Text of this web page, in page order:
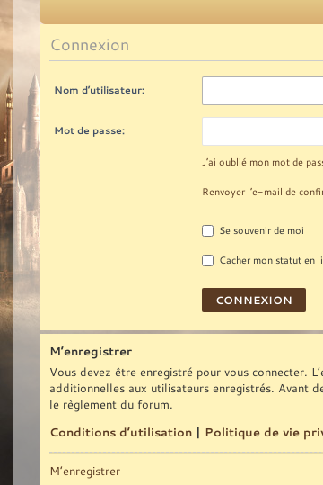
Connexion
Nom d’utilisateur:
Mot de passe:
J’ai oublié mon mot de
Renvoyer l’e-mail de
Se souvenir de moi
Cacher mon statut en
M’enregistrer
Vous devez être enregistré pour vous connecter.
additionnelles aux utilisateurs enregistrés. Avant
le règlement du forum.
Conditions d’utilisation | Politique de vie
M’enregistrer